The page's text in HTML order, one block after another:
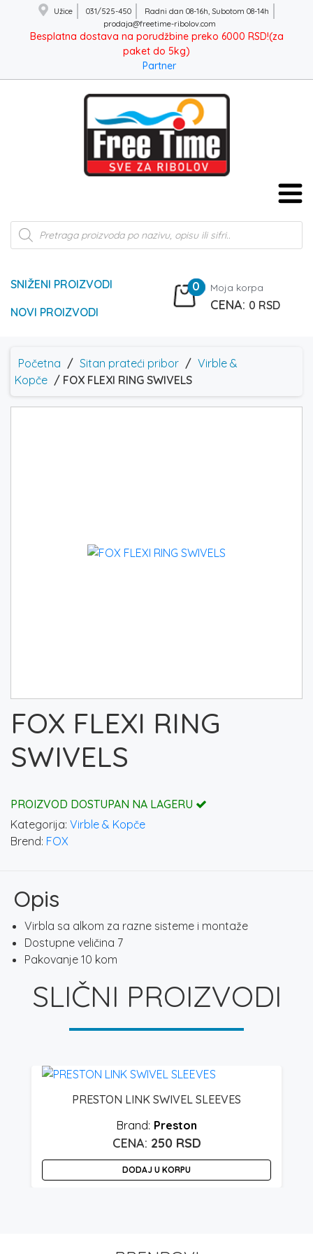
Užice 031/525-450
Radni dan 08-16h, Subotom 08-14h
prodaja@freetime-ribolov.com
Besplatna dostava na porudžbine preko 6000 RSD!(za
paket do 5kg)
Partner
Products
search
SNIŽENI PROIZVODI
NOVI PROIZVODI
0 Moja korpa
0 RSD
Početna / Sitan prateći pribor / Virble &
Kopče / FOX FLEXI RING SWIVELS
FOX FLEXI RING
SWIVELS
PROIZVOD DOSTUPAN NA LAGERU
Kategorija: Virble & Kopče
Brend: FOX
Opis
Virbla sa alkom za razne sisteme i montaže
Dostupne veličina 7
Pakovanje 10 kom
SLIČNI PROIZVODI
PRESTON LINK SWIVEL SLEEVES
Preston
250 RSD
DODAJ U KORPU